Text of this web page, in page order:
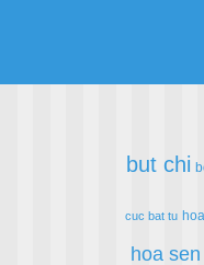
but chi
cuc bat tu
hoa sen